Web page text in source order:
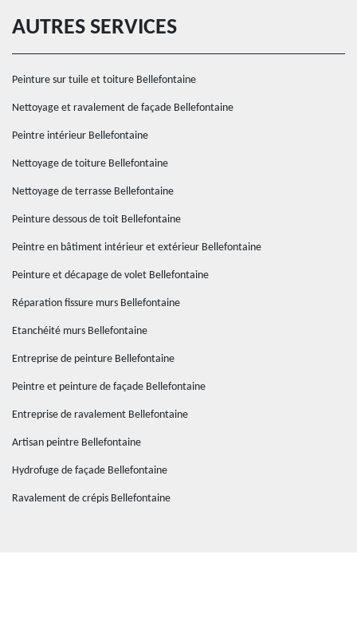
AUTRES SERVICES
Peinture sur tuile et toiture Bellefontaine
Nettoyage et ravalement de façade Bellefontaine
Peintre intérieur Bellefontaine
Nettoyage de toiture Bellefontaine
Nettoyage de terrasse Bellefontaine
Peinture dessous de toit Bellefontaine
Peintre en bâtiment intérieur et extérieur Bellefontaine
Peinture et décapage de volet Bellefontaine
Réparation fissure murs Bellefontaine
Etanchéité murs Bellefontaine
Entreprise de peinture Bellefontaine
Peintre et peinture de façade Bellefontaine
Entreprise de ravalement Bellefontaine
Artisan peintre Bellefontaine
Hydrofuge de façade Bellefontaine
Ravalement de crépis Bellefontaine